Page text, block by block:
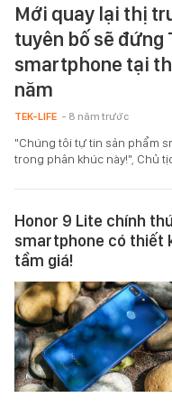
Mới quay lại thị
tuyên bố sẽ đứng
smartphone tại
năm
TEK-LIFE - 8 năm trước
"Chúng tôi tự tin sản phẩm
trong phân khúc này!", Chủ
Honor 9 Lite chính
smartphone có thiết
tầm giá!